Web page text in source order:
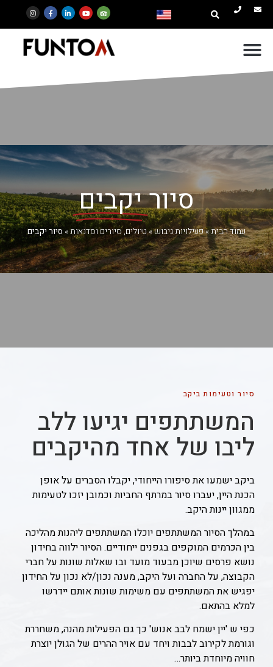
סיוריקבים
עמוד הבית»פעילויות גיבוש»טיולים, סיורים וסדנאות» סיור יקבים
סיור וטעימות ביקב
המשתתפים יגיעו ללב
ליבו של אחד מהיקבים
ביקב ישמעו את סיפורו הייחודי, יקבלו הסברים על אופן
הכנת היין, יעברו סיור במרתף החביות וכמובן יזכו לטעימות
ממגוון יינות היקב.
במהלך הסיור המשתתפים יוכלו המשתתפים ליהנות מהליכה
בין הכרמים המוקפים בגפנים ייחודיים. הסיור ילווה בחידון
נושא פרסים שיוכן מבעוד מועד ובו שאלות שונות על חברי
הקבוצה, על החברה ועל היקב, מענה נכון/לא נכון על החידון
יפגיש את המשתתפים עם משימות שונות אותם יידרשו
למלא בהתאם.
כפי ש 'יין ישמח לבב אנוש' כך גם הפעילות מהנה, משחררת
וגורמת לקירוב לבבות ויחד עם אויר ההרים של הגולן יוצרת
חוויה מיוחדת ביותר…